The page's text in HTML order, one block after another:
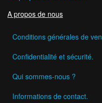
A propos de nous
Conditions générales de
Confidentialité et sécurité.
Qui sommes-nous ?
Informations de contact.